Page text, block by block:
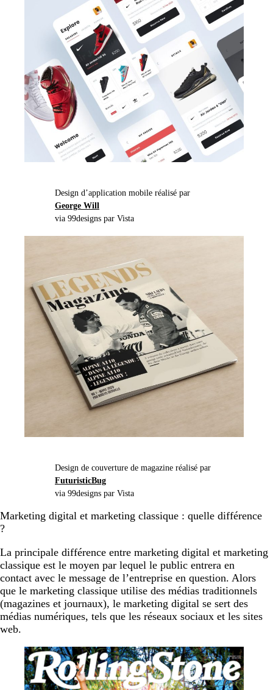
Design d’application mobile réalisé par
George Will
via 99designs par Vista
Design de couverture de magazine réalisé par
FuturisticBug
via 99designs par Vista
Marketing digital et marketing classique : quelle différence
?
La principale différence entre marketing digital et marketing
classique est le moyen par lequel le public entrera en
contact avec le message de l’entreprise en question. Alors
que le marketing classique utilise des médias traditionnels
(magazines et journaux), le marketing digital se sert des
médias numériques, tels que les réseaux sociaux et les sites
web.